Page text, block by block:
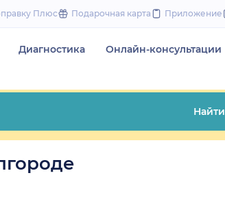
to
Плюс Подарочная карта Приложение
Диагностика Онлайн-консультации
Найти